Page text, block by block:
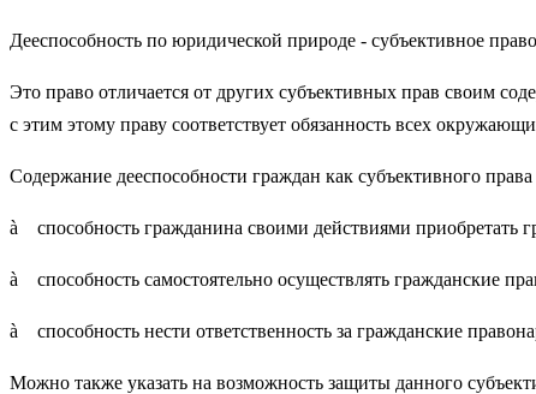
Дееспособность по юридической природе - субъективное
Это право отличается от других субъективных прав своим
с этим этому праву соответствует обязанность всех
Содержание дееспособности граждан как субъективного
à способность гражданина своими действиями приобретать
à способность самостоятельно осуществлять гражданские
à способность нести ответственность за гражданские
Можно также указать на возможность защиты данного